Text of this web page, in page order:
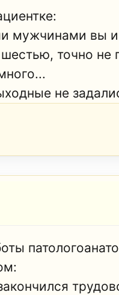
мужчинами вы
точно не
не